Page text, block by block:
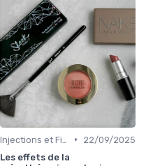
•
22/09/2025
Les effets de la